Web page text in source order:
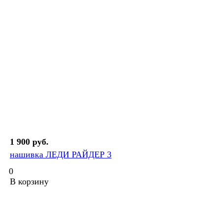
1 900 руб.
нашивка ЛЕДИ РАЙДЕР 3
0
В корзину